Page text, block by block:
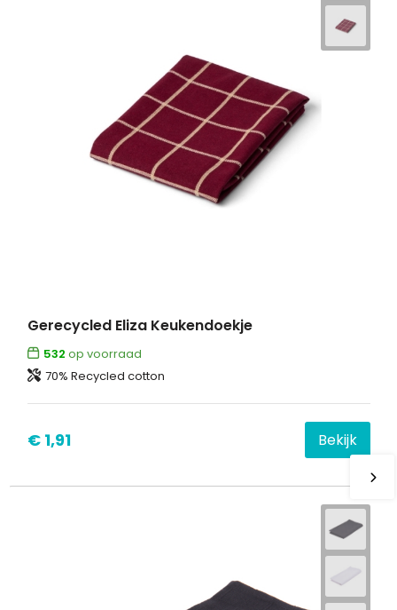
Gerecycled Eliza Keukendoekje
532 op voorraad
70% Recycled cotton
€ 1,91 Bekijk